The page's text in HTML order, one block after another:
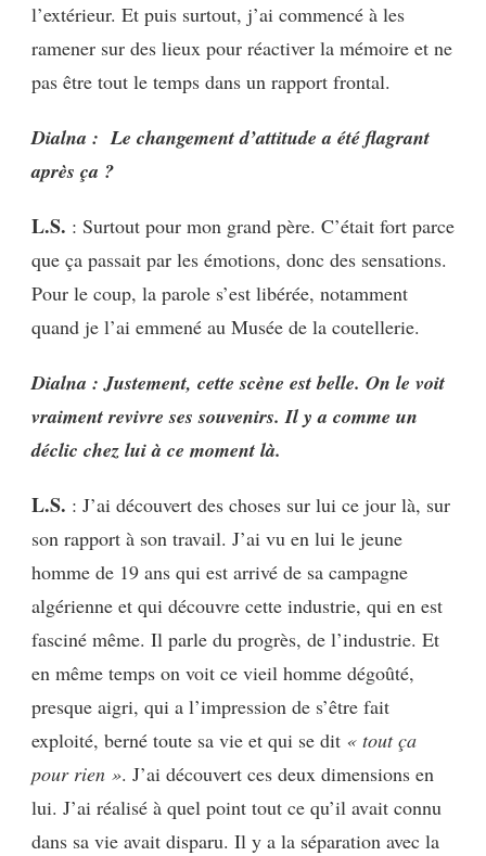
l’extérieur. Et puis surtout, j’ai commencé à les
ramener sur des lieux pour réactiver la mémoire et ne
pas être tout le temps dans un rapport frontal.
Dialna : Le changement d’attitude a été flagrant
après ça ?
L.S. : Surtout pour mon grand père. C’était fort parce
que ça passait par les émotions, donc des sensations.
Pour le coup, la parole s’est libérée, notamment
quand je l’ai emmené au Musée de la coutellerie.
Dialna :Justement, cette scène est belle. On le voit
vraiment revivre ses souvenirs. Il y a comme un
déclic chez lui à ce moment là.
L.S. : J’ai découvert des choses sur lui ce jour là, sur
son rapport à son travail. J’ai vu en lui le jeune
homme de 19 ans qui est arrivé de sa campagne
algérienne et qui découvre cette industrie, qui en est
fasciné même. Il parle du progrès, de l’industrie. Et
en même temps on voit ce vieil homme dégoûté,
presque aigri, qui a l’impression de s’être fait
exploité, berné toute sa vie et qui se dit « tout ça
pour rien ». J’ai découvert ces deux dimensions en
lui. J’ai réalisé à quel point tout ce qu’il avait connu
dans sa vie avait disparu. Il y a la séparation avec la